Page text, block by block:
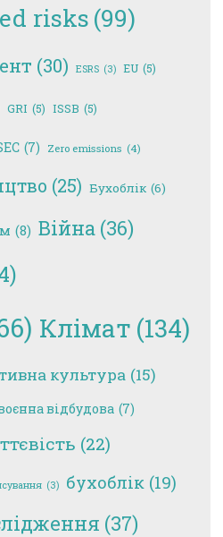
risks (99)
(30) ESRS (3) EU (5)
GRI (5) ISSB (5)
(7) Zero emissions (4)
(25) Бухоблік (6)
(8) Війна (36)
Клімат (134)
культура (15)
відбудова (7)
(22)
(3) бухоблік (19)
(37)